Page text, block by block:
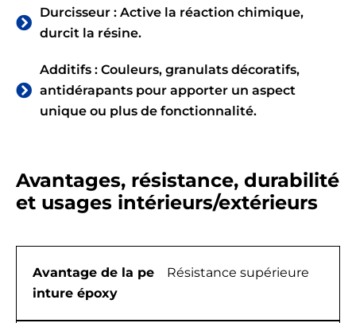
Durcisseur : Active la réaction chimique,
durcit la résine.
Additifs : Couleurs, granulats décoratifs,
antidérapants pour apporter un aspect
unique ou plus de fonctionnalité.
Avantages, résistance, durabilité
et usages intérieurs/extérieurs
Avantage de la pe
inture époxy
Résistance supérieure